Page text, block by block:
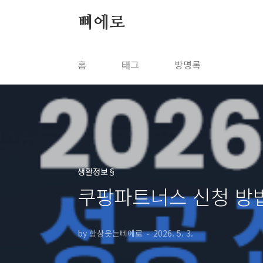
삐에로
홈 태그 방명록
생활정보§
쿠팡파트너스 신청
by 항상웃는삐에로 2026. 5. 3.